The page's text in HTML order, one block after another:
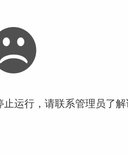
运行，请联系管理员了